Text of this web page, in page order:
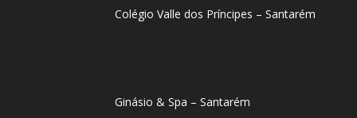
Colégio Valle dos Príncipes – Santarém
Ginásio & Spa – Santarém